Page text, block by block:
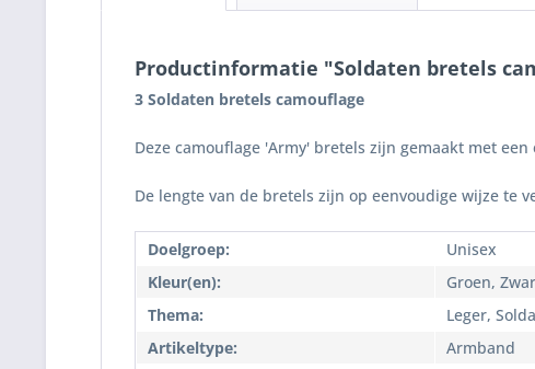
Productinformatie "Soldaten bretels
3 Soldaten bretels camouflage
Deze camouflage 'Army' bretels zijn gemaakt met
De lengte van de bretels zijn op eenvoudige wijze te
Doelgroep:
Unisex
Kleur(en):
Groen,
Thema:
Leger,
Artikeltype:
Armband